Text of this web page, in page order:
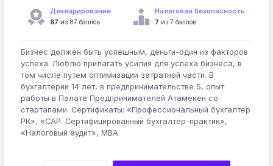
Декларирование
87 из 87 баллов
Налоговая безопасность
7 из 7 баллов
Бизнес должен быть успешным, деньги-один из факторов
успеха. Люблю прилагать усилия для успеха бизнеса, в
том числе путем оптимизации затратной части. В
бухгалтерии 14 лет, в предпринимательстве 5, опыт
работы в Палате Предпринимателей Атамекен со
стартапами. Сертификаты: «Профессиональный бухгалтер
РК», «CAP. Сертифицированный бухгалтер-практик»,
«Налоговый аудит», MBA